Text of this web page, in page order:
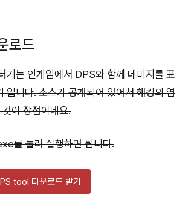
로드
기는 인게임에서 DPS와 함께 데미지를 표
입니다. 소스가 공개되어 있어서 해킹의 염
이 장점이네요.
를 눌러 실행하면 됩니다.
tool 다운로드 받기